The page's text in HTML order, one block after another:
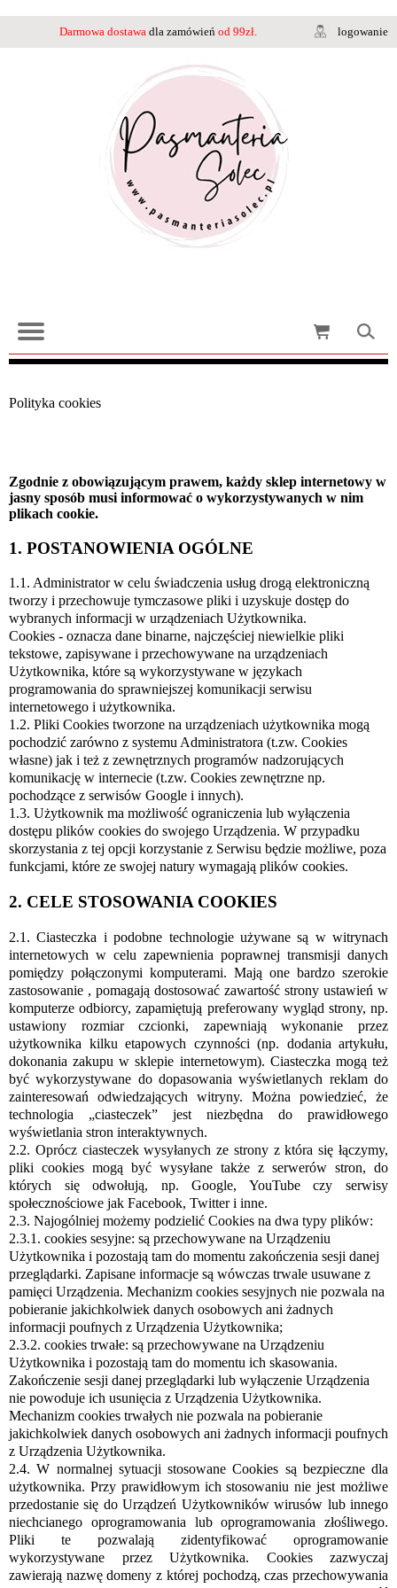
Darmowa dostawa dla zamówień od 99zł. logowanie
Polityka cookies
Zgodnie z obowiązującym prawem, każdy sklep internetowy w
jasny sposób musi informować o wykorzystywanych w nim
plikach cookie.
1. POSTANOWIENIA OGÓLNE
1.1. Administrator w celu świadczenia usług drogą elektroniczną
tworzy i przechowuje tymczasowe pliki i uzyskuje dostęp do
wybranych informacji w urządzeniach Użytkownika.
Cookies - oznacza dane binarne, najczęściej niewielkie pliki
tekstowe, zapisywane i przechowywane na urządzeniach
Użytkownika, które są wykorzystywane w językach
programowania do sprawniejszej komunikacji serwisu
internetowego i użytkownika.
1.2. Pliki Cookies tworzone na urządzeniach użytkownika mogą
pochodzić zarówno z systemu Administratora (t.zw. Cookies
własne) jak i też z zewnętrznych programów nadzorujących
komunikację w internecie (t.zw. Cookies zewnętrzne np.
pochodzące z serwisów Google i innych).
1.3. Użytkownik ma możliwość ograniczenia lub wyłączenia
dostępu plików cookies do swojego Urządzenia. W przypadku
skorzystania z tej opcji korzystanie z Serwisu będzie możliwe, poza
funkcjami, które ze swojej natury wymagają plików cookies.
2. CELE STOSOWANIA COOKIES
2.1. Ciasteczka i podobne technologie używane są w witrynach
internetowych w celu zapewnienia poprawnej transmisji danych
pomiędzy połączonymi komputerami. Mają one bardzo szerokie
zastosowanie , pomagają dostosować zawartość strony ustawień w
komputerze odbiorcy, zapamiętują preferowany wygląd strony, np.
ustawiony rozmiar czcionki, zapewniają wykonanie przez
użytkownika kilku etapowych czynności (np. dodania artykułu,
dokonania zakupu w sklepie internetowym). Ciasteczka mogą też
być wykorzystywane do dopasowania wyświetlanych reklam do
zainteresowań odwiedzających witryny. Można powiedzieć, że
technologia „ciasteczek” jest niezbędna do prawidłowego
wyświetlania stron interaktywnych.
2.2. Oprócz ciasteczek wysyłanych ze strony z która się łączymy,
pliki cookies mogą być wysyłane także z serwerów stron, do
których się odwołują, np. Google, YouTube czy serwisy
społecznościowe jak Facebook, Twitter i inne.
2.3. Najogólniej możemy podzielić Cookies na dwa typy plików:
2.3.1. cookies sesyjne: są przechowywane na Urządzeniu
Użytkownika i pozostają tam do momentu zakończenia sesji danej
przeglądarki. Zapisane informacje są wówczas trwale usuwane z
pamięci Urządzenia. Mechanizm cookies sesyjnych nie pozwala na
pobieranie jakichkolwiek danych osobowych ani żadnych
informacji poufnych z Urządzenia Użytkownika;
2.3.2. cookies trwałe: są przechowywane na Urządzeniu
Użytkownika i pozostają tam do momentu ich skasowania.
Zakończenie sesji danej przeglądarki lub wyłączenie Urządzenia
nie powoduje ich usunięcia z Urządzenia Użytkownika.
Mechanizm cookies trwałych nie pozwala na pobieranie
jakichkolwiek danych osobowych ani żadnych informacji poufnych
z Urządzenia Użytkownika.
2.4. W normalnej sytuacji stosowane Cookies są bezpieczne dla
użytkownika. Przy prawidłowym ich stosowaniu nie jest możliwe
przedostanie się do Urządzeń Użytkowników wirusów lub innego
niechcianego oprogramowania lub oprogramowania złośliwego.
Pliki te pozwalają zidentyfikować oprogramowanie
wykorzystywane przez Użytkownika. Cookies zazwyczaj
zawierają nazwę domeny z której pochodzą, czas przechowywania